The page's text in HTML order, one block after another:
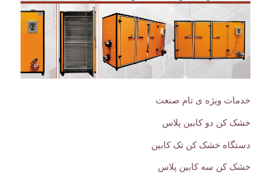
خدمات ویژه ی تام صنعت
خشک کن دو کابین پلاس
دستگاه خشک کن تک کابین
خشک کن سه کابین پلاس